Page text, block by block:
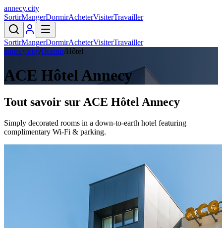
annecy.city
SortirMangerDormirAcheterVisiterTravailler
SortirMangerDormirAcheterVisiterTravailler
annecy.city/Dormir/Hôtel
ACE Hôtel Annecy
Tout savoir sur ACE Hôtel Annecy
Simply decorated rooms in a down-to-earth hotel featuring
complimentary Wi-Fi & parking.